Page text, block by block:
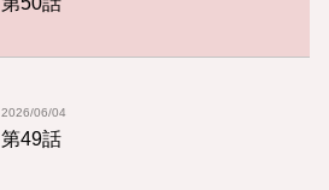
2026/06/04
第49話